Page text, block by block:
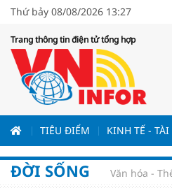
Thứ bảy 08/08/2026 13:27
Trang thông tin điện tử tổng hợp
TIÊU ĐIỂM KINH TẾ -
ĐỜI SỐNG Văn hóa -